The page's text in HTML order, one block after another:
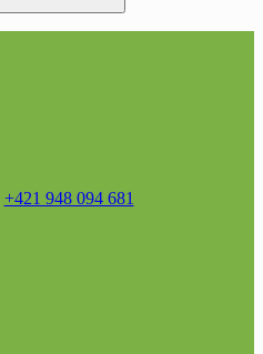
+421 948 094 681